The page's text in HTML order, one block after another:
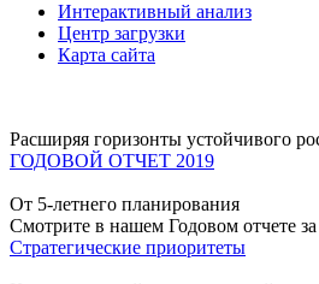
Интерактивный анализ
Центр загрузки
Карта сайта
Расширяя горизонты устойчивого
ГОДОВОЙ ОТЧЕТ 2019
От 5-летнего планирования
Смотрите в нашем Годовом отчете за
Стратегические приоритеты